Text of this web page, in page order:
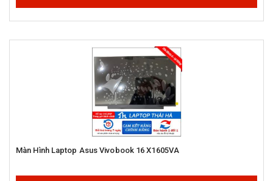
Màn Hình Laptop Asus Vivobook 16 X1605VA